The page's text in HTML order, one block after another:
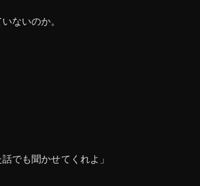
ないのか。
でも聞かせてくれよ」